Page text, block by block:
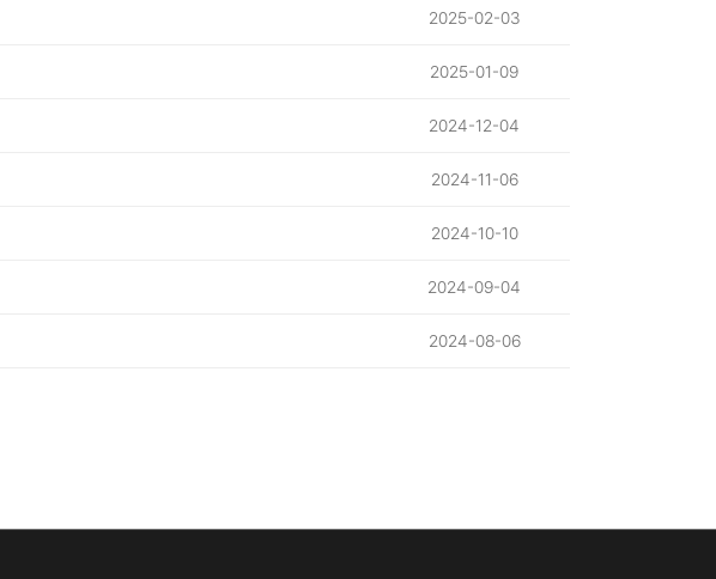
2025-02-03
2025-01-09
2024-12-04
2024-11-06
2024-10-10
2024-09-04
2024-08-06